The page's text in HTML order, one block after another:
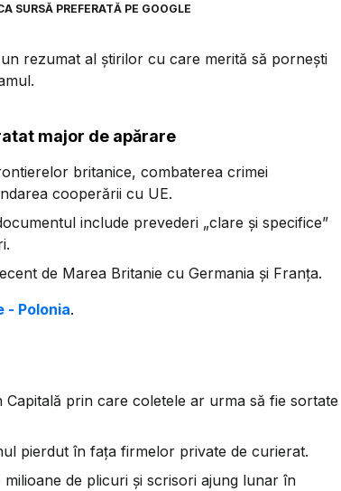
SURSĂ PREFERATĂ PE GOOGLE
rezumat al știrilor cu care merită să pornești
major de apărare
britanice, combaterea crimei
cooperării cu UE.
include prevederi „clare și specifice”
de Marea Britanie cu Germania și Franța.
- Polonia.
prin care coletele ar urma să fie sortate
pierdut în fața firmelor private de curierat.
de plicuri și scrisori ajung lunar în